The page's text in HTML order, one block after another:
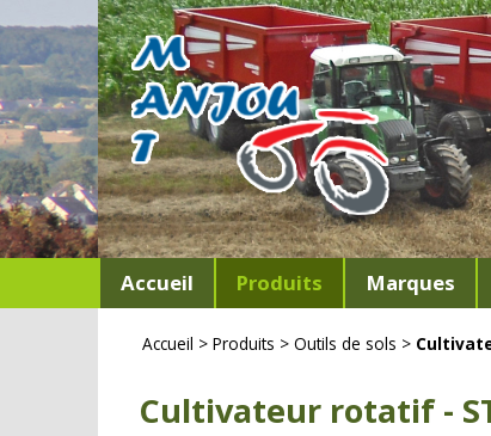
Accueil Produits Marques
Accueil >Produits >Outils de sols >
Cultivateur rotatif -